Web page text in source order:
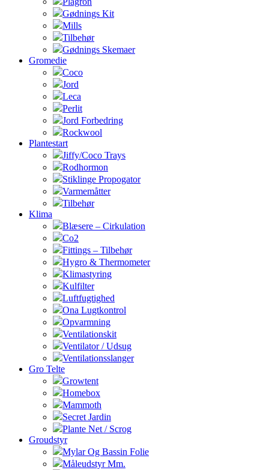
Gødnings Kit
Mills
Tilbehør
Gødnings Skemaer
Gromedie
Coco
Jord
Leca
Perlit
Jord Forbedring
Rockwool
Plantestart
Jiffy/Coco Trays
Rodhormon
Stiklinge Propogator
Varmemåtter
Tilbehør
Klima
Blæsere – Cirkulation
Co2
Fittings – Tilbehør
Hygro & Thermometer
Klimastyring
Kulfilter
Luftfugtighed
Ona Lugtkontrol
Opvarmning
Ventilationskit
Ventilator / Udsug
Ventilationsslanger
Gro Telte
Growtent
Homebox
Mammoth
Secret Jardin
Plante Net / Scrog
Groudstyr
Mylar Og Bassin Folie
Måleudstyr Mm.